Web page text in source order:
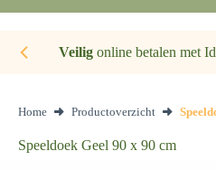
resultaten
Veiligonline betalen met
Home Productoverzicht
Speeldoek Geel 90 x 90 cm